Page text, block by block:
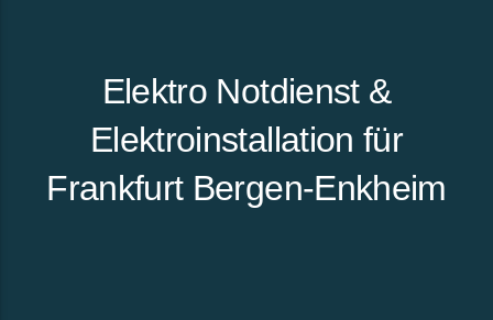
Elektro Notdienst &
Elektroinstallation für
Frankfurt Bergen-Enkheim